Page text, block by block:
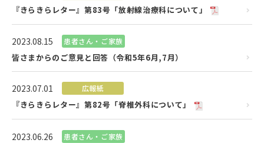
『きらきらレター』第83号「放射線治療科について」
2023.08.15 患者さん・ご家族
皆さまからのご意見と回答（令和5年6月,7月）
2023.07.01 広報紙
『きらきらレター』第82号「脊椎外科について」
2023.06.26 患者さん・ご家族